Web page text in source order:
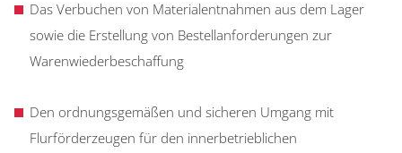
Das Verbuchen von Materialentnahmen aus dem Lager
sowie die Erstellung von Bestellanforderungen zur
Warenwiederbeschaffung
Den ordnungsgemäßen und sicheren Umgang mit
Flurförderzeugen für den innerbetrieblichen